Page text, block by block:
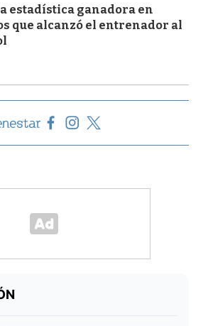
estadística ganadora en
que alcanzó el entrenador al